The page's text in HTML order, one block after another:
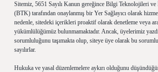
Sitemiz, 5651 Sayılı Kanun gereğince Bilgi Teknolojileri
(BTK) tarafından onaylanmış bir Yer Sağlayıcı olarak
nedenle, sitedeki içerikleri proaktif olarak denetleme veya
yükümlülüğümüz bulunmamaktadır. Ancak, üyelerimiz
sorumluluğunu taşımakta olup, siteye üye olarak bu
sayılırlar.
Hukuka ve yasal düzenlemelere aykırı olduğunu